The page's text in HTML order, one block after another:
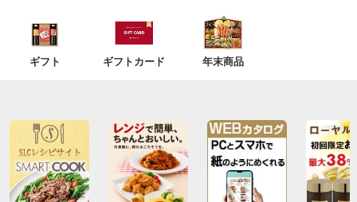
ギフト ギフトカード 年末商品